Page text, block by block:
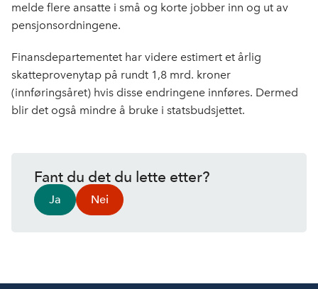
melde flere ansatte i små og korte jobber inn og ut av
pensjonsordningene.
Finansdepartementet har videre estimert et årlig
skatteprovenytap på rundt 1,8 mrd. kroner
(innføringsåret) hvis disse endringene innføres. Dermed
blir det også mindre å bruke i statsbudsjettet.
Fant du det du lette etter?
Ja Nei